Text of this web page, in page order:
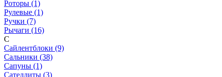
Роторы (1)
Рулевые (1)
Ручки (7)
Рычаги (16)
С
Сайлентблоки (9)
Сальники (38)
Сапуны (1)
Сателлиты (3)